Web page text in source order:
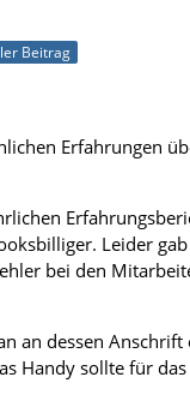
Beitrag
Erfahrungen
Leider
bei den
an dessen Anschrift
Handy sollte für